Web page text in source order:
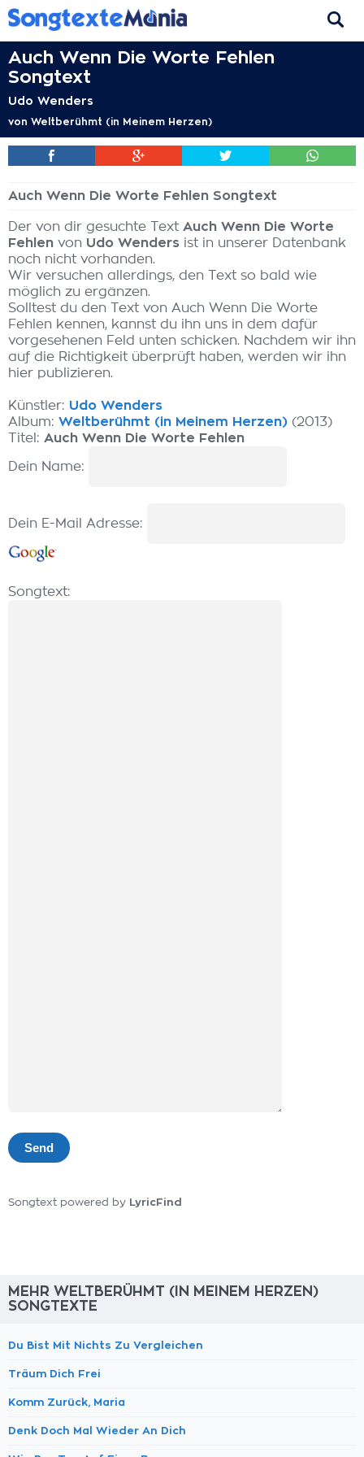
Auch Wenn Die Worte Fehlen
Songtext
Udo Wenders
von Weltberühmt (in Meinem Herzen)
Auch Wenn Die Worte Fehlen Songtext
Der von dir gesuchte Text Auch Wenn Die Worte
Fehlen von Udo Wenders ist in unserer Datenbank
noch nicht vorhanden.
Wir versuchen allerdings, den Text so bald wie
möglich zu ergänzen.
Solltest du den Text von Auch Wenn Die Worte
Fehlen kennen, kannst du ihn uns in dem dafür
vorgesehenen Feld unten schicken. Nachdem wir ihn
auf die Richtigkeit überprüft haben, werden wir ihn
hier publizieren.
Künstler: Udo Wenders
Album: Weltberühmt (in Meinem Herzen) (2013)
Titel: Auch Wenn Die Worte Fehlen
Dein Name:
Dein E-Mail Adresse:
Songtext:
Songtext powered by LyricFind
MEHR WELTBERÜHMT (IN MEINEM HERZEN)
SONGTEXTE
Du Bist Mit Nichts Zu Vergleichen
Träum Dich Frei
Komm Zurück, Maria
Denk Doch Mal Wieder An Dich